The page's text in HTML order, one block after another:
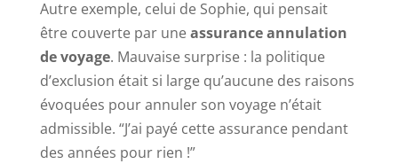
Autre exemple, celui de Sophie, qui pensait
être couverte par uneassurance annulation
de voyage. Mauvaise surprise : la politique
d’exclusion était si large qu’aucune des raisons
évoquées pour annuler son voyage n’était
admissible. “J’ai payé cette assurance pendant
des années pour rien !”